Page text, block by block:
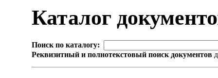
Каталог
Поиск по каталогу:
Реквизитный и полнотекстовый поиск документов